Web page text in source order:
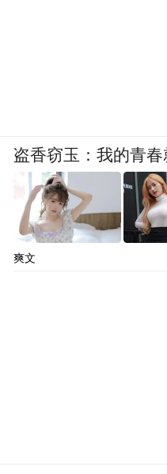
盗香窃玉：我的青
爽文